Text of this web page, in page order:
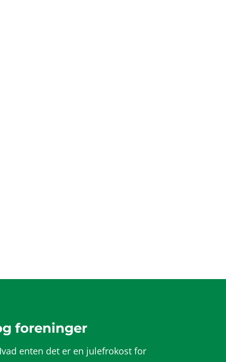
foreninger
enten det er en julefrokost for